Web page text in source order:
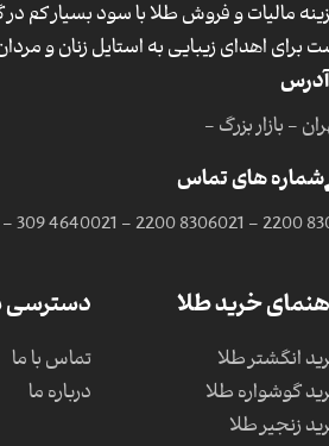
مالیات و فروش طلا با سود بسیار کم
برای اهدای زیبایی به استایل زنان و
آدرس
- بازار بزرگ -
شماره های تماس
021 - 2200
021 - 2200 8306
- 309 4640
خرید طلا
انگشتر طلا
گوشواره طلا
زنجیر طلا
دسترسی
تماس با ما
درباره ما